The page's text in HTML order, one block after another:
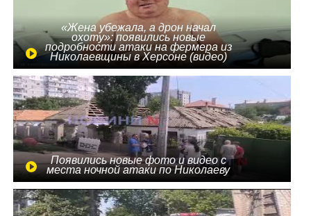
«Жена убежала, а дрон начал
охоту»: появились новые
подробности атаки на фермера из
Николаевщины в Херсоне (видео)
Появились новые фото и видео с
места ночной атаки по Николаеву